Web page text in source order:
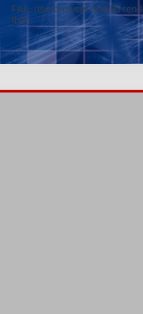
FAIL (the browser should
this).